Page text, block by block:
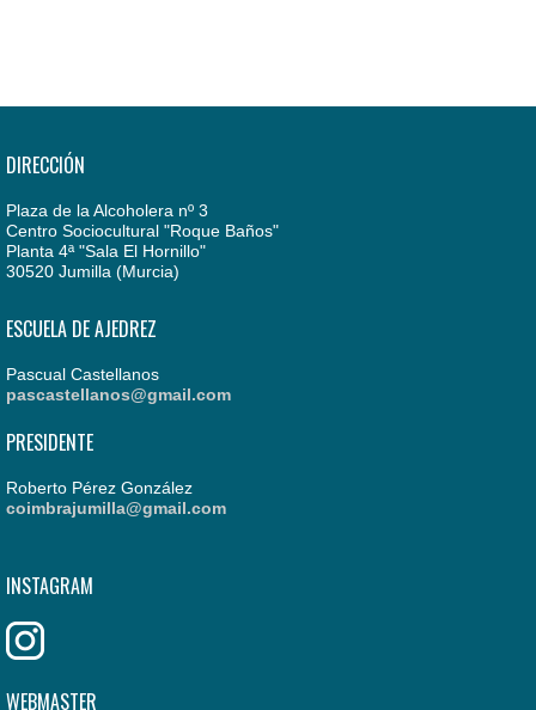
DIRECCIÓN
Plaza de la Alcoholera nº 3
Centro Sociocultural "Roque Baños"
Planta 4ª "Sala El Hornillo"
30520 Jumilla (Murcia)
ESCUELA DE AJEDREZ
Pascual Castellanos
pascastellanos@gmail.com
PRESIDENTE
Roberto Pérez González
coimbrajumilla@gmail.com
INSTAGRAM
WEBMASTER